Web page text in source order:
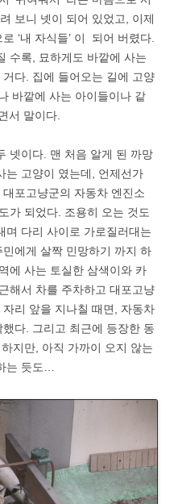
보니 넷이 되어 있었고, 이제
‘내 자식들’ 이 되어 버렸다.
수록, 묘하게도 바깥에 사는
다. 집에 들어오는 길에 고양
바깥에 사는 아이들이나 같
서 말이다.
넷이다. 맨 처음 알게 된 까망
는 고양이 였는데, 언제선가
포고냥군의 자동차 엔진소
가 되었다. 조용히 오는 것도
며 다리 사이로 가로질러대는
에게 살짝 민망하기 까지 하
에 사는 토실한 삼색이와 카
해서 차를 주차하고 대포고냥
리 앞을 지나칠 때면, 자동차
다. 그리고 최근에 등장한 동
지만, 아직 가까이 오지 않는
는 듯도…